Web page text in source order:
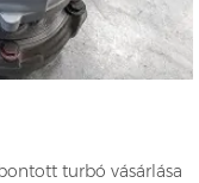
turbó vásárlása